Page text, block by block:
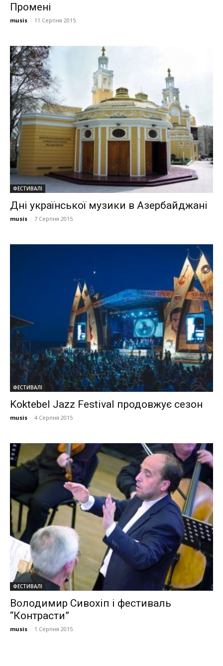
Промені
musis - 11 Серпня 2015
ФЕСТИВАЛІ
Дні української музики в Азербайджані
musis - 7 Серпня 2015
ФЕСТИВАЛІ
Koktebel Jazz Festival продовжує сезон
musis - 4 Серпня 2015
ФЕСТИВАЛІ
Володимир Сивохіп і фестиваль
“Контрасти”
musis - 1 Серпня 2015